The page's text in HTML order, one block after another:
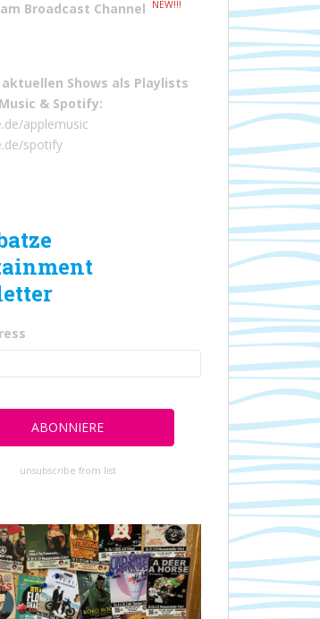
Broadcast Channel
NEW!!!
Shows als Playlists
& Spotify:
applemusic
spotify
unsubscribe from list